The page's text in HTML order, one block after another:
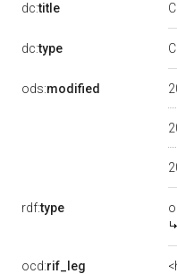
dc:title
dc:type
ods:modified
rdf:type
ocd:rif_leg